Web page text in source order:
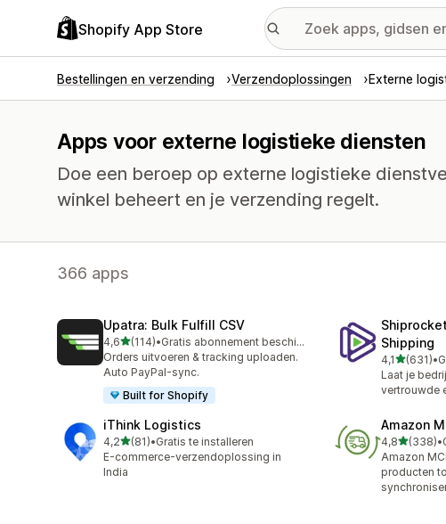
Shopify App Store
Bestellingen en verzending Verzendoplossingen Externe
Apps voor externe logistieke diensten
Doe een beroep op externe logistieke
winkel beheert en je verzending regelt.
366 apps
Upatra: Bulk Fulfill CSV
4,6van 5 sterren
(114)
114 recensies in totaal
•
Gratis abonnement beschikbaar
Orders uitvoeren & tracking uploaden.
Auto PayPal-sync.
Built for Shopify
Shipping
4,1van 5
(631)
631 •
Laat je
vertrouwde
iThink Logistics
4,2van 5 sterren
(81)
81 recensies in totaal
•Gratis te installeren
E-commerce-verzendoplossing in
India
Amazon
4,8van 5
(338)
338 •
Amazon
producten